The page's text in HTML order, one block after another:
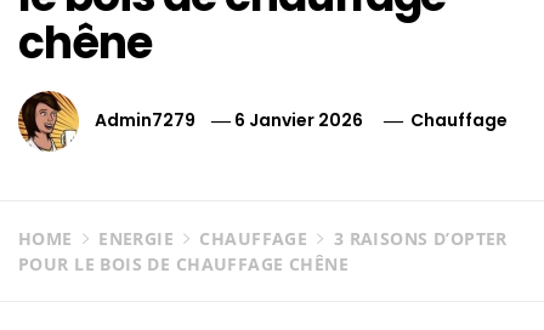
chêne
Admin7279 6 Janvier 2026 Chauffage
HOME ENERGIE CHAUFFAGE
3 RAISONS D’OPTER
POUR LE BOIS DE CHAUFFAGE CHÊNE